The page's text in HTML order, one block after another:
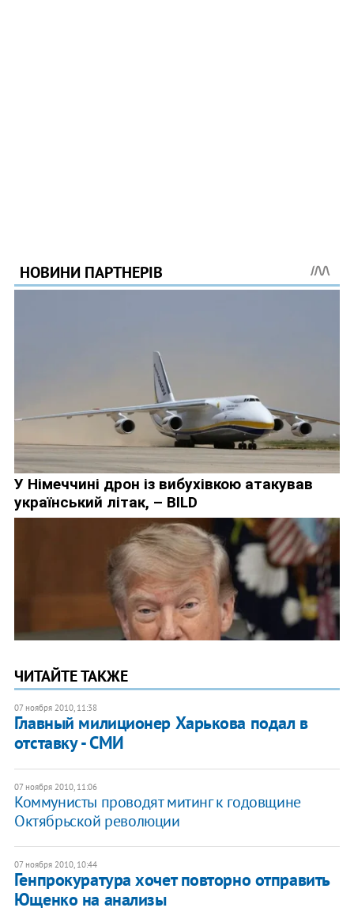
ЧИТАЙТЕ ТАКЖЕ
07 ноября 2010, 11:38
Главный милиционер Харькова подал в
отставку - СМИ
07 ноября 2010, 11:06
Коммунисты проводят митинг к годовщине
Октябрьской революции
07 ноября 2010, 10:44
Генпрокуратура хочет повторно отправить
Ющенко на анализы